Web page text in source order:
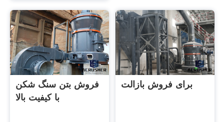
فروش بتن سنگ شکن
با کیفیت بالا
برای فروش بازالت